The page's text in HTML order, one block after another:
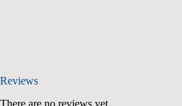
Reviews
There are no reviews yet.